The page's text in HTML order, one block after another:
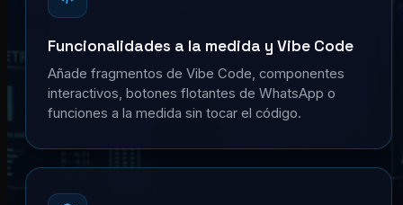
Funcionalidades a la medida y Vibe Code
Añade fragmentos de Vibe Code, componentes
interactivos, botones flotantes de WhatsApp o
funciones a la medida sin tocar el código.